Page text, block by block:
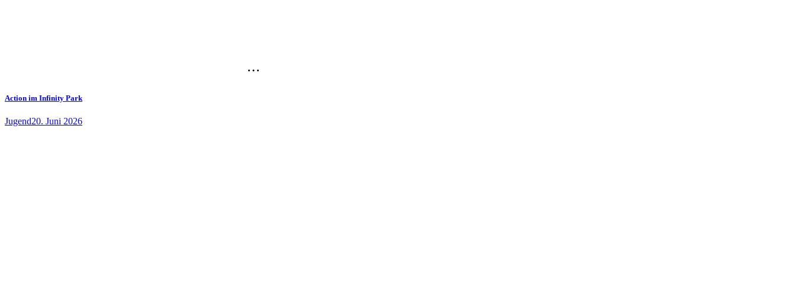
Action im Infinity Park
Jugend20. Juni 2026